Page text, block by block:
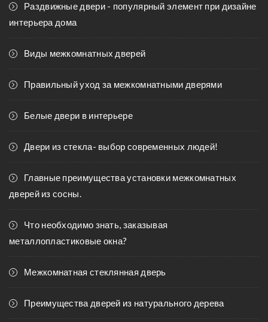
Раздвижные двери - популярный элемент при дизайне
интерьера дома
Виды межкомнатных дверей
Правильный уход за межкомнатными дверями
Белые двери в интерьере
Двери из стекла- выбор современных людей!
Главные преимущества установки межкомнатных
дверей из сосны.
Что необходимо знать, заказывая
металлопластиковые окна?
Межкомнатная стеклянная дверь
Преимущества дверей из натурального дерева